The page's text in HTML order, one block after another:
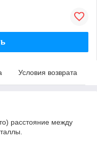
Условия возврата
расстояние между